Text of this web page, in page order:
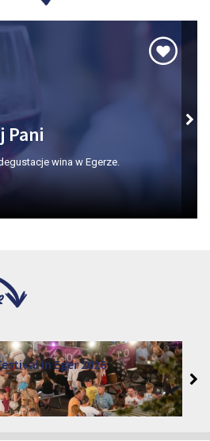
Pani
wina w Egerze.
in Eger 2026